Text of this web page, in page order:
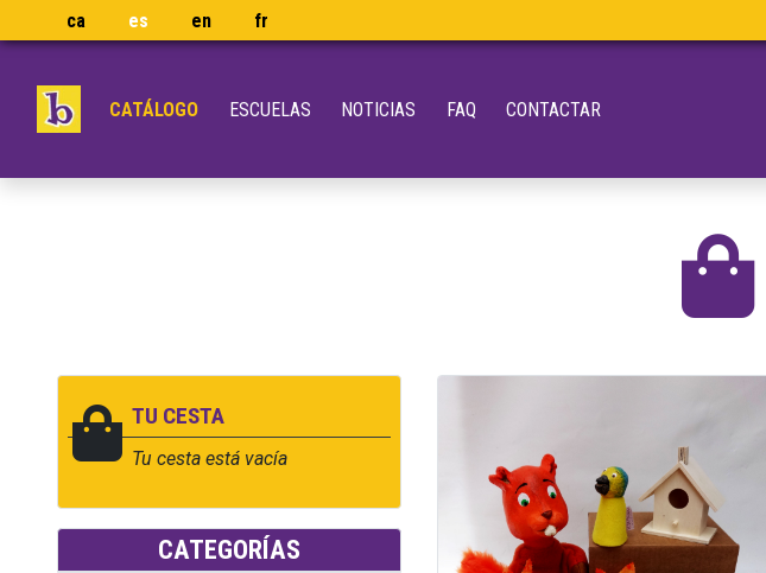
ca es en fr
CATÁLOGO ESCUELAS NOTICIAS FAQ CONTACTAR
TU CESTA
Tu cesta está vacía
CATEGORÍAS